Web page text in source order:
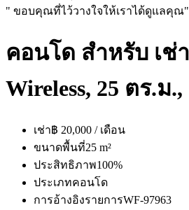
" ขอบคุณที่ไว้วางใจให้เราได้ดูแลคุณ"
คอนโด สำหรับ เช่
Wireless, 25 ตร.ม
เช่า฿ 20,000 / เดือน
ขนาดพื้นที่25 m²
ประสิทธิภาพ100%
ประเภทคอนโด
การอ้างอิงรายการWF-97963